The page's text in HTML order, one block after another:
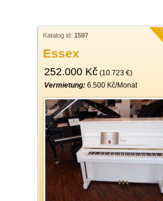
Katalog id: 1597
Essex
252.000 Kč (10.723 €)
Vermietung: 6.500 Kč/Monat